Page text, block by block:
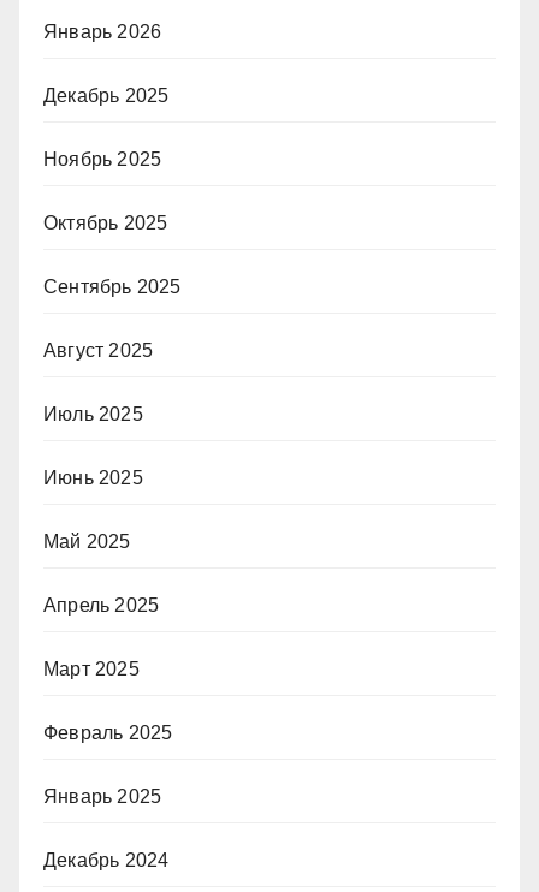
Январь 2026
Декабрь 2025
Ноябрь 2025
Октябрь 2025
Сентябрь 2025
Август 2025
Июль 2025
Июнь 2025
Май 2025
Апрель 2025
Март 2025
Февраль 2025
Январь 2025
Декабрь 2024